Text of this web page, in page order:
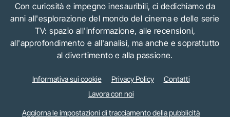
Con curiosità e impegno inesauribili, ci dedichiamo da
anni all'esplorazione del mondo del cinema e delle serie
TV: spazio all'informazione, alle recensioni,
all'approfondimento e all'analisi, ma anche e soprattutto
al divertimento e alla passione.
Informativa sui cookie Privacy Policy
Contatti
Lavora con noi
Aggiorna le impostazioni di tracciamento della pubblicità